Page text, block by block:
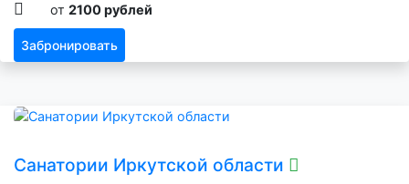
от 2100 рублей
Забронировать
Санатории Иркутской области